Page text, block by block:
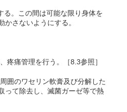
る。この間は可能な限り身体を
かさないようにする。
疼痛管理を行う。［8.3参照］
囲のワセリン軟膏及び分解した
って除去し、滅菌ガーゼ等で熱